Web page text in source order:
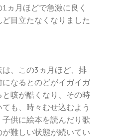
ヵ月ほどで急激に良く
目立たなくなりました
、この3ヵ月ほど、排
になるとのどがイガイガ
と咳が酷くなり、その時
も、時々むせ込むよう
供に絵本を読んだり歌
が難しい状態が続いてい